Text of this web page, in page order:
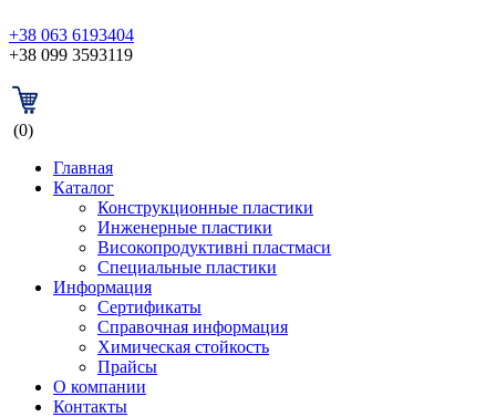
+38 063 6193404
+38 099 3593119
(0)
Главная
Каталог
Конструкционные пластики
Инженерные пластики
Високопродуктивні пластмаси
Специальные пластики
Информация
Сертификаты
Справочная информация
Химическая стойкость
Прайсы
О компании
Контакты